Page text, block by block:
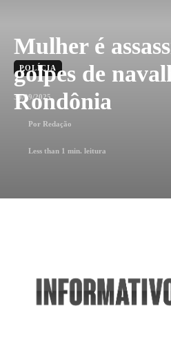
Mulher é
golpes de
Rondônia
POLÍCIA
30/09/2025
Por Redação
Less than 1 min. leitura